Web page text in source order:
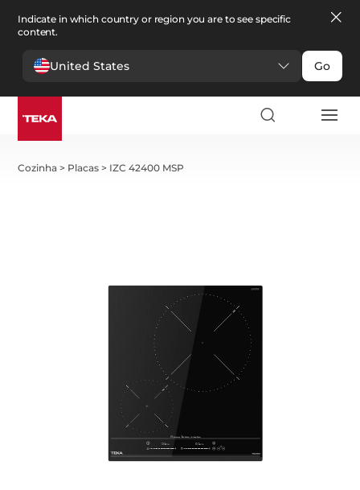
Indicate in which country or region you are to see specific
content.
United States Go
Cozinha > Placas > IZC 42400 MSP